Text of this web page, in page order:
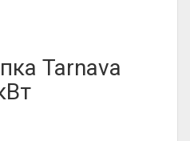
Tarnava